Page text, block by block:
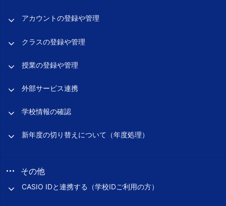
アカウントの登録や管理
クラスの登録や管理
授業の登録や管理
外部サービス連携
学校情報の確認
新年度の切り替えについて（年度処理）
その他
CASIO IDと連携する（学校IDご利用の方）